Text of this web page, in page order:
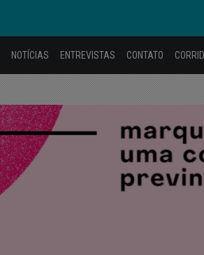
NOTÍCIAS ENTREVISTAS CONTATO